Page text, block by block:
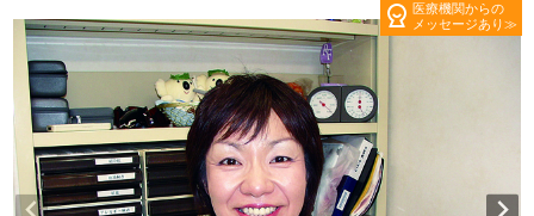
医療機関からの
メッセージあり